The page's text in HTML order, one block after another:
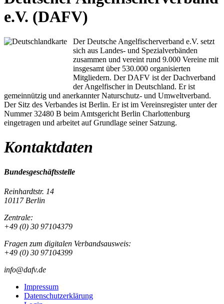
e.V. (DAFV)
Der Deutsche Angelfischerverband e.V. setzt
sich aus Landes- und Spezialverbänden
zusammen und vereint rund 9.000 Vereine mit
insgesamt über 530.000 organisierten
Mitgliedern. Der DAFV ist der Dachverband
der Angelfischer in Deutschland. Er ist
gemeinnützig und anerkannter Naturschutz- und Umweltverband.
Der Sitz des Verbandes ist Berlin. Er ist im Vereinsregister unter der
Nummer 32480 B beim Amtsgericht Berlin Charlottenburg
eingetragen und arbeitet auf Grundlage seiner Satzung.
Kontaktdaten
Bundesgeschäftsstelle
Reinhardtstr. 14
10117 Berlin
Zentrale:
+49 (0) 30 97104379
Fragen zum digitalen Verbandsausweis:
+49 (0) 30 97104399
info@dafv.de
Impressum
Datenschutzerklärung